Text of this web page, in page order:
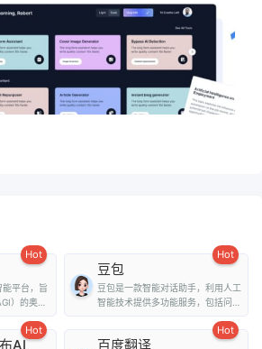
Hot
平台，旨
）的奥
Hot
豆包
豆包是一款智能对话助手，利用人工
智能技术提供多功能服务，包括问
Hot
AI
Hot
百度翻译